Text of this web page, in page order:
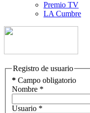
Premio TV
LA Cumbre
Registro de usuario
* Campo obligatorio
Nombre *
Usuario *